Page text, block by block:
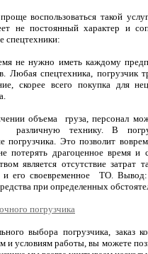
воспользоваться такой
не постоянный характер и
спецтехники:
не нужно иметь каждому
Любая спецтехника, погрузчик
скорее всего покупка для
объема груза, персонал
различную технику. В
погрузчика. Это позволит
потерять драгоценное время и
является отсутствие затрат
и его своевременное ТО. Вывод:
при определенных
погрузчика
выбора погрузчика, заказ
и условиям работы, вы можете